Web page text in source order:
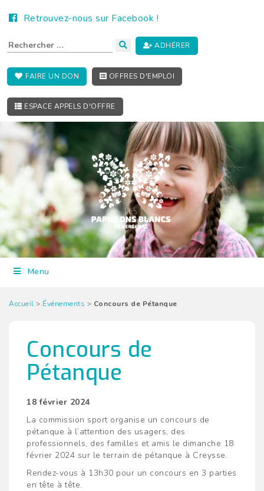
Retrouvez-nous sur Facebook !
ADHÉRER
FAIRE UN DON OFFRES D'EMPLOI
ESPACE APPELS D'OFFRE
Menu
Accueil > Événements > Concours de Pétanque
Concours de
Pétanque
18 février 2024
La commission sport organise un concours de
pétanque à l’attention des usagers, des
professionnels, des familles et amis le dimanche 18
février 2024 sur le terrain de pétanque à Creysse.
Rendez-vous à 13h30 pour un concours en 3 parties
en tête à tête.